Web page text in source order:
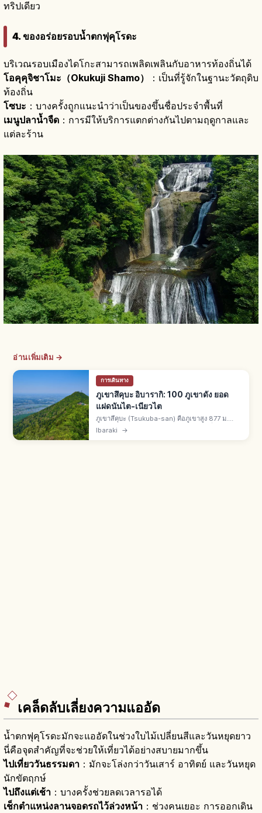
ทริปเดียว
4. ของอร่อยรอบน้ำตกฟุคุโรดะ
บริเวณรอบเมืองไดโกะสามารถเพลิดเพลินกับอาหารท้องถิ่นได้
โอคุคุจิชาโมะ（Okukuji Shamo）
：เป็นที่รู้จักในฐานะวัตถุดิบ
ท้องถิ่น
โซบะ ：บางครั้งถูกแนะนำว่าเป็นของขึ้นชื่อประจำพื้นที่
เมนูปลาน้ำจืด ：การมีให้บริการแตกต่างกันไปตามฤดูกาลและ
แต่ละร้าน
อ่านเพิ่มเติม →
การเดินทาง
ภูเขาสึคุบะ อิบารากิ: 100 ภูเขาดัง ยอด
แฝดนันไต-เนียวไต
ภูเขาสึคุบะ (Tsukuba-san) คือภูเขาสูง 877 ม.
เมืองสึคุบะ จ.อิบารากิ 1 ใน 100 ภูเขาดังญี่ปุ่น ฉายา
Ibaraki →
เคล็ดลับเลี่ยงความแออัด
น้ำตกฟุคุโรดะมักจะแออัดในช่วงใบไม้เปลี่ยนสีและวันหยุดยาว
นี่คือจุดสำคัญที่จะช่วยให้เที่ยวได้อย่างสบายมากขึ้น
ไปเที่ยววันธรรมดา ：มักจะโล่งกว่าวันเสาร์ อาทิตย์ และวันหยุด
นักขัตฤกษ์
ไปถึงแต่เช้า ：บางครั้งช่วยลดเวลารอได้
เช็กตำแหน่งลานจอดรถไว้ล่วงหน้า ：ช่วงคนเยอะ การออกเดิน